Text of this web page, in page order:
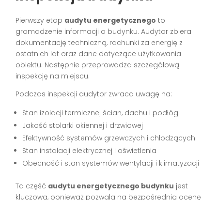
Pierwszy etap audytu energetycznego to
gromadzenie informacji o budynku. Audytor zbiera
dokumentację techniczną, rachunki za energię z
ostatnich lat oraz dane dotyczące użytkowania
obiektu. Następnie przeprowadza szczegółową
inspekcję na miejscu.
Podczas inspekcji audytor zwraca uwagę na:
Stan izolacji termicznej ścian, dachu i podłóg
Jakość stolarki okiennej i drzwiowej
Efektywność systemów grzewczych i chłodzących
Stan instalacji elektrycznej i oświetlenia
Obecność i stan systemów wentylacji i klimatyzacji
Ta część audytu energetycznego budynku jest
kluczowa, ponieważ pozwala na bezpośrednią ocenę